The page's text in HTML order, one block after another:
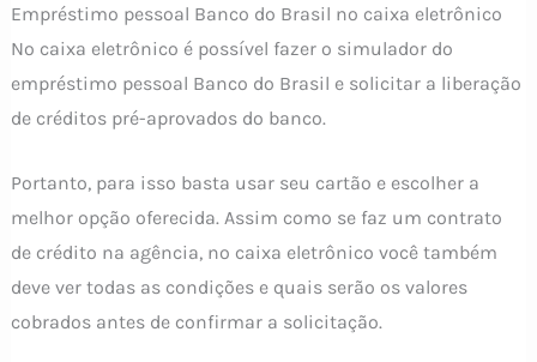
Empréstimo pessoal Banco do Brasil no caixa eletrônico
No caixa eletrônico é possível fazer o simulador do
empréstimo pessoal Banco do Brasil e solicitar a liberação
de créditos pré-aprovados do banco.
Portanto, para isso basta usar seu cartão e escolher a
melhor opção oferecida. Assim como se faz um contrato
de crédito na agência, no caixa eletrônico você também
deve ver todas as condições e quais serão os valores
cobrados antes de confirmar a solicitação.